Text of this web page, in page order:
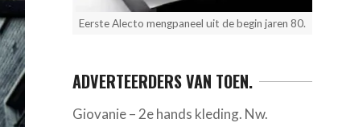
Eerste Alecto mengpaneel uit de begin jaren 80.
ADVERTEERDERS VAN TOEN.
Giovanie – 2e hands kleding. Nw.